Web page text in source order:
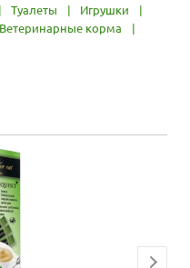
| Туалеты | Игрушки
|
Ветеринарные корма
|